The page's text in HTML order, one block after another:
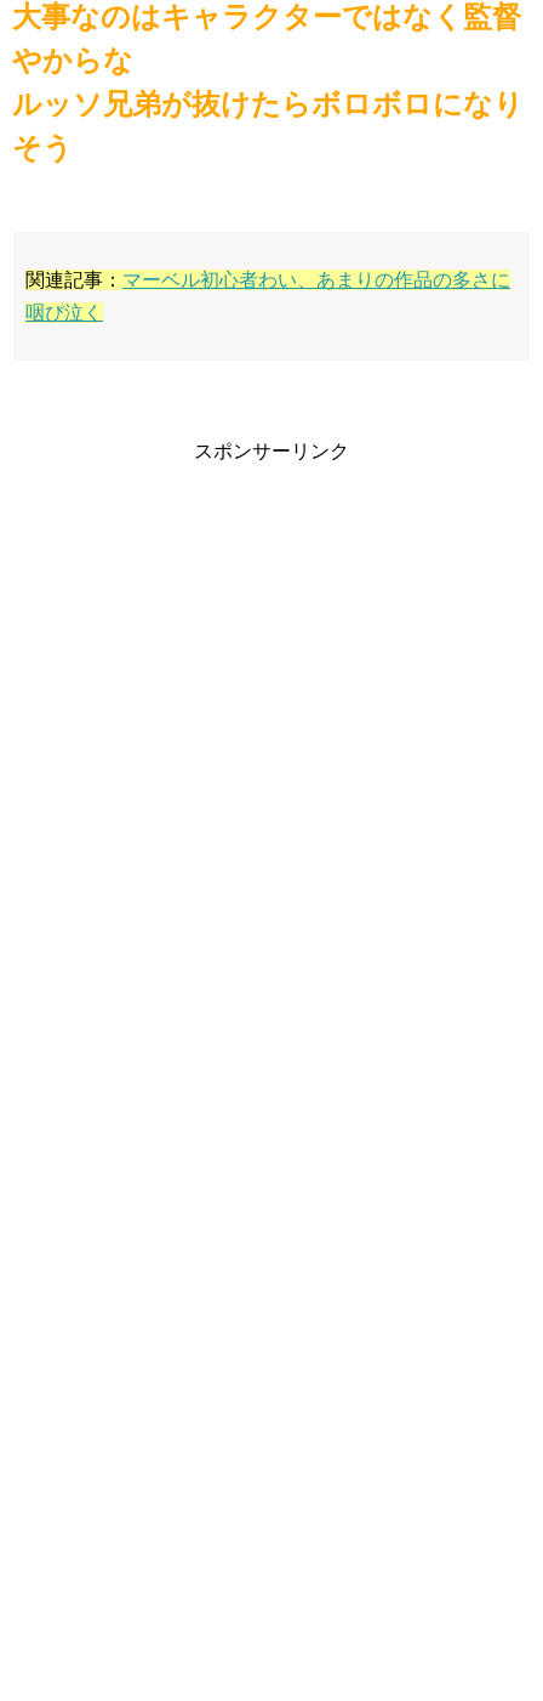
大事なのはキャラクターではなく監督
やからな
ルッソ兄弟が抜けたらボロボロになり
そう
関連記事： マーベル初心者わい、あまりの作品の多さに
咽び泣く
スポンサーリンク